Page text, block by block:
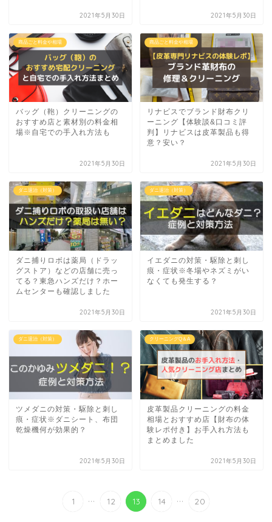
2021年5月30日 2021年5月30日
商品ごと料金や相場
バッグ（鞄）クリーニングの
おすすめ店と素材別の料金相
場※自宅での手入れ方法も
2021年5月30日
商品ごと料金や相場
リナビスでブランド財布クリ
ーニング【体験談&口コミ評
判】リナビスは皮革製品も得
意？安い？
2021年5月30日
ダニ退治（対策）
ダニ捕りロボは薬局（ドラッ
グストア）などの店舗に売っ
てる？東急ハンズだけ？ホー
ムセンターも確認しました
2021年5月30日
ダニ退治（対策）
イエダニの対策・駆除と刺し
痕・症状※冬場やネズミがい
なくても発生する？
2021年5月30日
ダニ退治（対策）
ツメダニの対策・駆除と刺し
痕・症状※ダニシート、布団
乾燥機何が効果的？
2021年5月30日
クリーニングQ＆A
皮革製品クリーニングの料金
相場とおすすめ店【財布の体
験レポ付き】お手入れ方法も
まとめました
2021年5月30日
1 ... 12 13 14 ... 20